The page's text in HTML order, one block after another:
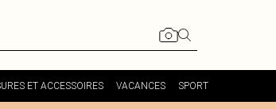
ET ACCESSOIRES VACANCES SPORT